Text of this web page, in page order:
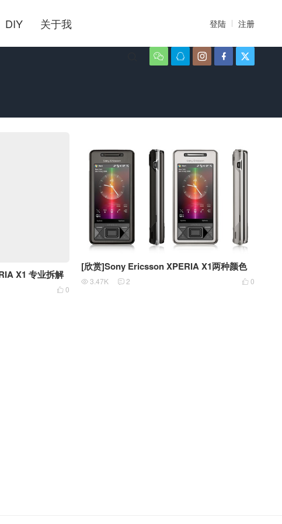
DIY 关于我 登陆 注册
    
X1 专业拆解
 0
[欣赏]Sony Ericsson XPERIA X1两种颜色
 0
 3.47K  2